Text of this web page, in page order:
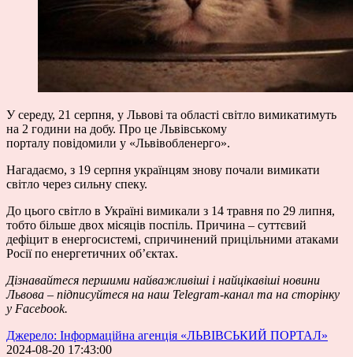
У середу, 21 серпня, у Львові та області світло вимикатимуть
на 2 години на добу. Про це Львівському
порталу повідомили у «Львівобленерго».
Нагадаємо, з 19 серпня українцям знову почали вимикати
світло через сильну спеку.
До цього світло в Україні вимикали з 14 травня по 29 липня,
тобто більше двох місяців поспіль. Причина – суттєвий
дефіцит в енергосистемі, спричинений прицільними атаками
Росії по енергетичних об’єктах.
Дізнавайтеся першими найважливіші і найцікавіші новини
Львова – підписуйтеся на наш Telegram-канал та на сторінку
у Facebook.
Джерело: Інформаційна агенція «ЛЬВІВСЬКИЙ ПОРТАЛ»
2024-08-20 17:43:00